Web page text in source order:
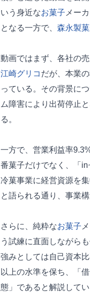
いう身近なお菓子 メー
となる一方で、 森永製菓
動画ではまず、各社の
江崎グリコ だが、本業
っている。その背景に
ム障害により出荷停止
る。
一方で、営業利益率
番菓子だけでなく、「
冷菓事業に経営資源を
と語られる通り、事業
さらに、純粋なお菓子
う試練に直面しながら
強みとしては自己資本
以上の水準を保ち、「
態」であると解説してい